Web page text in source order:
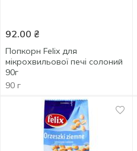
92.00 ₴
Попкорн Felix для
мікрохвильової печі солоний
90г
90 г